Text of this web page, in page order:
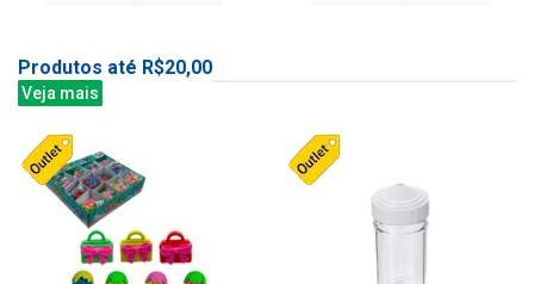
Produtos até R$20,00
Veja mais